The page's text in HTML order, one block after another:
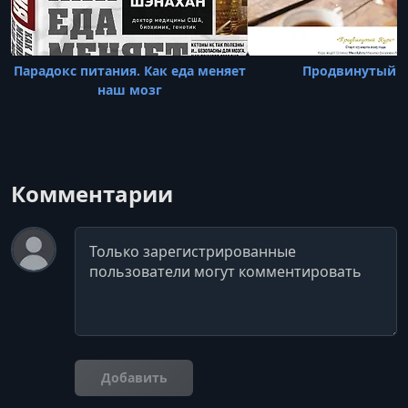
Парадокс питания. Как еда меняет
наш мозг
Продвинутый
Комментарии
Комментарий
Добавить